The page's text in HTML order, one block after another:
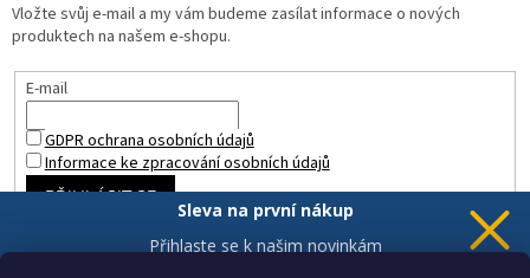
Vložte svůj e-mail a my vám budeme zasílat informace o nových
produktech na našem e-shopu.
E-mail
GDPR ochrana osobních údajů
Informace ke zpracování osobních údajů
PŘIHLÁSIT SE
Sleva na první nákup
Přihlaste se k našim novinkám